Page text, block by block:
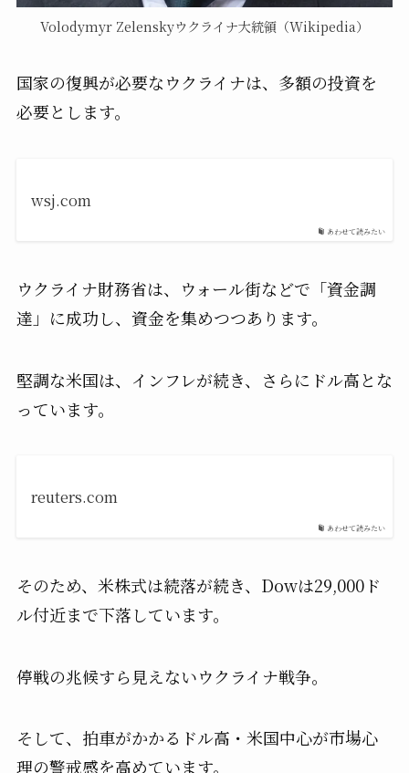
Volodymyr Zelenskyウクライナ大統領（Wikipedia）
国家の復興が必要なウクライナは、多額の投資を
必要とします。
あわせて読みたい
wsj.com
ウクライナ財務省は、ウォール街などで「資金調
達」に成功し、資金を集めつつあります。
堅調な米国は、インフレが続き、さらにドル高とな
っています。
あわせて読みたい
reuters.com
そのため、米株式は続落が続き、Dowは29,000ド
ル付近まで下落しています。
停戦の兆候すら見えないウクライナ戦争。
そして、拍車がかかるドル高・米国中心が市場心
理の警戒感を高めています。